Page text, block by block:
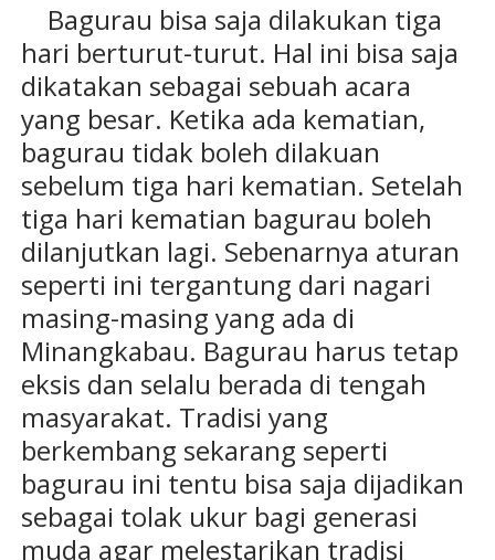
Bagurau bisa saja dilakukan tiga
hari berturut-turut. Hal ini bisa saja
dikatakan sebagai sebuah acara
yang besar. Ketika ada kematian,
bagurau tidak boleh dilakuan
sebelum tiga hari kematian. Setelah
tiga hari kematian bagurau boleh
dilanjutkan lagi. Sebenarnya aturan
seperti ini tergantung dari nagari
masing-masing yang ada di
Minangkabau. Bagurau harus tetap
eksis dan selalu berada di tengah
masyarakat. Tradisi yang
berkembang sekarang seperti
bagurau ini tentu bisa saja dijadikan
sebagai tolak ukur bagi generasi
muda agar melestarikan tradisi